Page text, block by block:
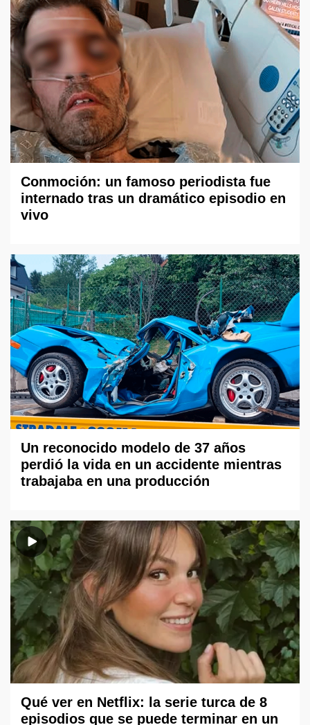
Conmoción: un famoso periodista fue
internado tras un dramático episodio en
vivo
Un reconocido modelo de 37 años
perdió la vida en un accidente mientras
trabajaba en una producción
Qué ver en Netflix: la serie turca de 8
episodios que se puede terminar en un